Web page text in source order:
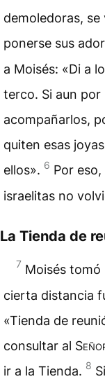
demoledoras,
ponerse sus
a Moisés: «Di a
terco. Si aun
acompañarlos,
quiten esas
ellos». 6 Por
israelitas no
La Tienda de
7 Moisés tomó
cierta distancia
«Tienda de
consultar al
ir a la Tienda. 8